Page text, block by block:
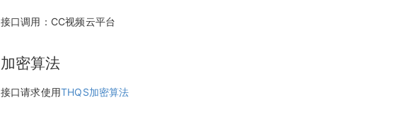
接口调用：CC视频云平台
加密算法
接口请求使用THQS加密算法